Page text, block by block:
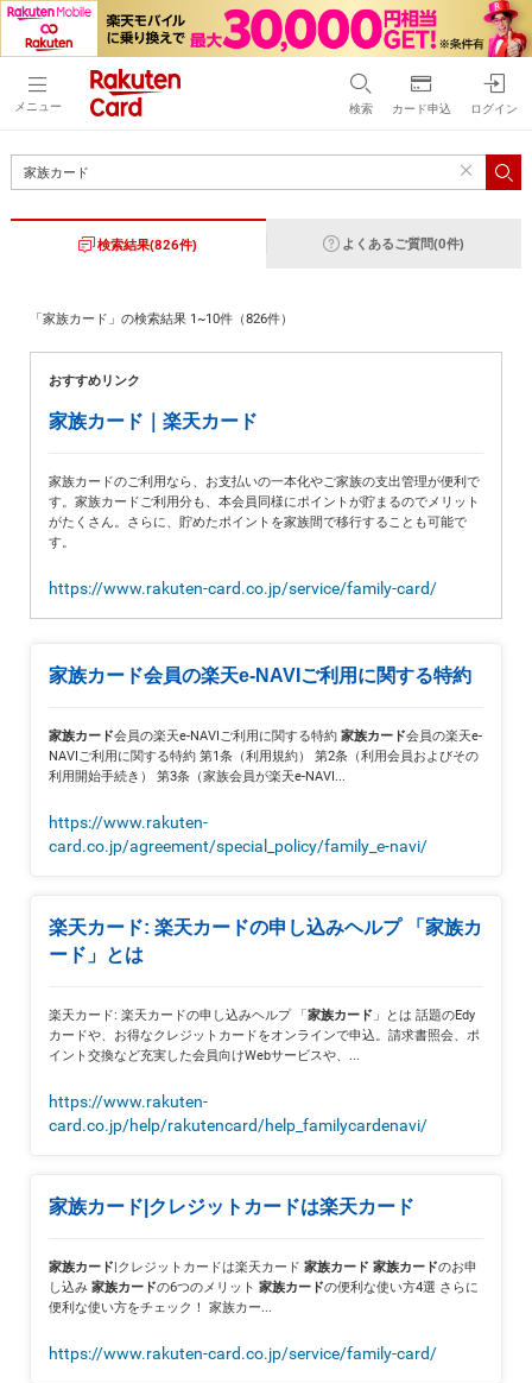
メニュー 検索 カード申込 ログイン
検索結果(826件) よくあるご質問(0件)
「家族カード 」の検索結果 1~10件（826件）
おすすめリンク
家族カード｜楽天カード
家族カードのご利用なら、お支払いの一本化やご家族の支出管理が便利で
す。家族カードご利用分も、本会員同様にポイントが貯まるのでメリット
がたくさん。さらに、貯めたポイントを家族間で移行することも可能で
す。
https://www.rakuten-card.co.jp/service/family-card/
家族カード会員の楽天e-NAVIご利用に関する特約
家族カード会員の楽天e-NAVIご利用に関する特約 家族カード会員の楽天e-
NAVIご利用に関する特約 第1条（利用規約） 第2条（利用会員およびその
利用開始手続き） 第3条（家族会員が楽天e-NAVI...
https://www.rakuten-
card.co.jp/agreement/special_policy/family_e-navi/
楽天カード: 楽天カードの申し込みヘルプ 「家族カ
ード」とは
楽天カード: 楽天カードの申し込みヘルプ 「家族カード 」とは 話題のEdy
カードや、お得なクレジットカードをオンラインで申込。請求書照会、ポ
イント交換など充実した会員向けWebサービスや、...
https://www.rakuten-
card.co.jp/help/rakutencard/help_familycardenavi/
家族カード|クレジットカードは楽天カード
家族カード|クレジットカードは楽天カード 家族カード 家族カードのお申
し込み 家族カードの6つのメリット 家族カードの便利な使い方4選 さらに
便利な使い方をチェック！ 家族カー...
https://www.rakuten-card.co.jp/service/family-card/